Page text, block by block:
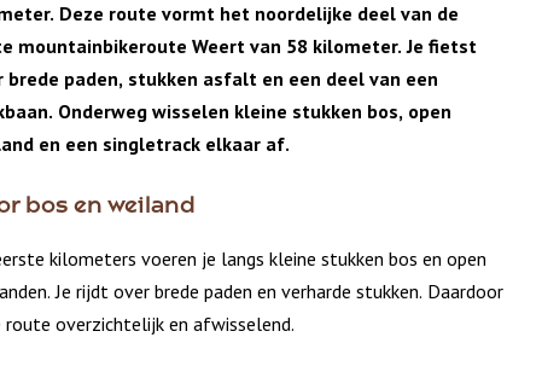
Deze route vormt het noordelijke deel van de
mountainbikeroute Weert van 58 kilometer. Je fietst
brede paden, stukken asfalt en een deel van een
Onderweg wisselen kleine stukken bos, open
en een singletrack elkaar af.
bos en weiland
kilometers voeren je langs kleine stukken bos en open
Je rijdt over brede paden en verharde stukken. Daardoor
route overzichtelijk en afwisselend.